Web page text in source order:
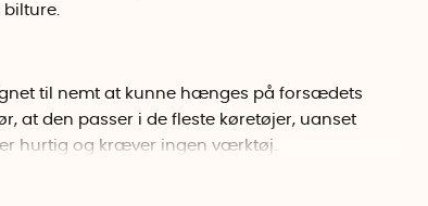
til nemt at kunne hænges på forsædets
at den passer i de fleste køretøjer, uanset
hurtig og kræver ingen værktøj.